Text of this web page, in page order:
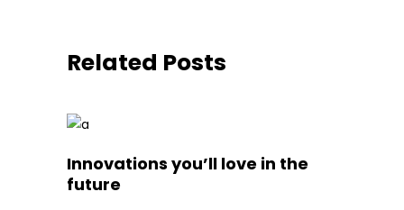
Related Posts
Innovations you’ll love in the
future